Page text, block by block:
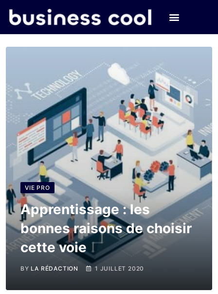
VIE PRO
Apprentissage : les
bonnes raisons de choisir
cette voie
BY LA RÉDACTION 1 JUILLET 2020